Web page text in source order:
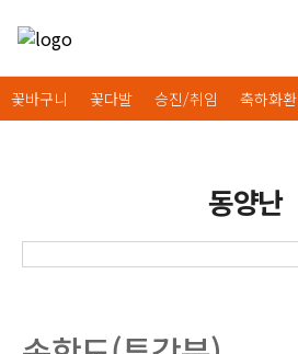
꽃바구니 꽃다발 승진/취임 축하화환
동양난